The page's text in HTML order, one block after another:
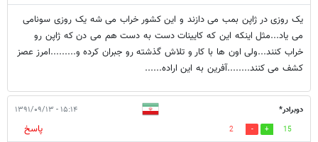
یک روزی در ژاپن بمب می دازند و این کشور خراب می شه یک روزی سونامی
می یاد...مثل اینکه این که کایینات دست به دست هم می دن که ژاپن رو
خراب کنند...ولی اون ها با کار و تلاش گذشته رو جبران کرده و.........امرز عصز
کشف می کنند........آفرین به این اراده......
دوبرادر* ۱۵:۱۴ - ۱۳۹۱/۰۹/۱۳
15
2
پاسخ